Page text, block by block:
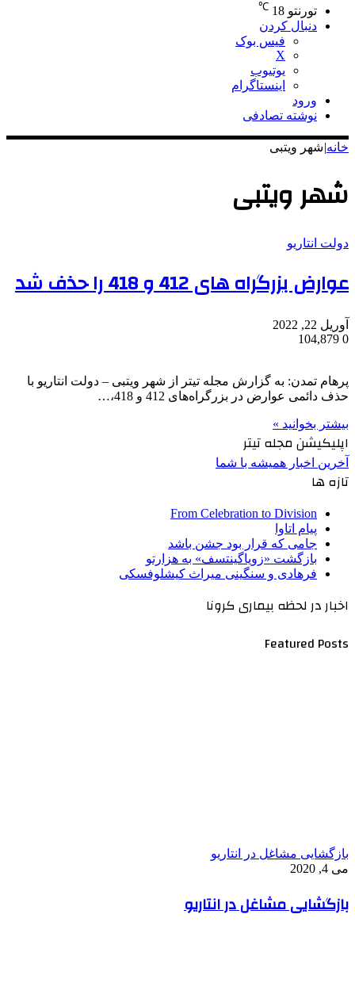
تورنتو 18
℃
دنبال کردن
فیس بوک
X
یوتیوب
اینستاگرام
ورود
نوشته تصادفی
خانه|شهر ویتبی
شهر ویتبی
دولت انتاریو
عوارض بزرگراه های 412 و 418 را حذف شد
آوریل 22, 2022
0
پرهام تمدن: به گزارش مجله تیتر از شهر ویتبی – دولت انتاریو با
حذف دائمی عوارض در بزرگراه‌های 412 و 418،…
بیشتر بخوانید »
اپلیکیشن مجله تیتر
آخرین اخبار همیشه با شما
تازه ها
From Celebration to Division
پیام اتاوا
جامی که قرار بود جشن باشد
بازگشت «زویاگینتسف» به هزارتو
فرهادی و سنگینی میراث کیشلوفسکی
اخبار در لحظه بیماری کرونا
Featured Posts
بازگشایی مشاغل در انتاریو
می 4, 2020
بازگشایی مشاغل در انتاریو